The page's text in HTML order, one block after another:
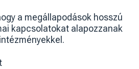
a megállapodások hosszú
kapcsolatokat alapozzanak